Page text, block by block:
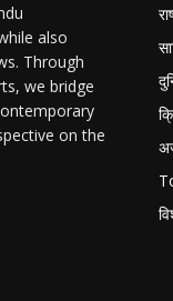
also
Through
we bridge
on the